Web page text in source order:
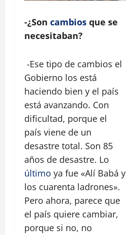
-¿Son cambios que se
necesitaban?
-Ese tipo de cambios el
Gobierno los está
haciendo bien y el país
está avanzando. Con
dificultad, porque el
país viene de un
desastre total. Son 85
años de desastre. Lo
último ya fue «Alí Babá y
los cuarenta ladrones».
Pero ahora, parece que
el país quiere cambiar,
porque si no, no